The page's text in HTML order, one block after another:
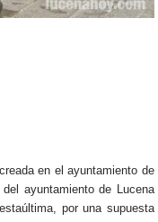
en el ayuntamiento de
ayuntamiento de Lucena
por una supuesta